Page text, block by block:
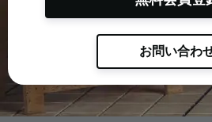
お問い合わ